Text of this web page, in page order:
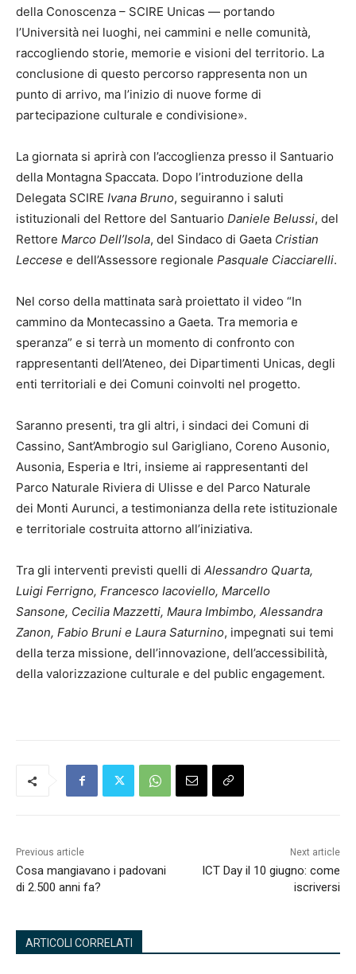
della Conoscenza – SCIRE Unicas — portando
l’Università nei luoghi, nei cammini e nelle comunità,
raccogliendo storie, memorie e visioni del territorio. La
conclusione di questo percorso rappresenta non un
punto di arrivo, ma l’inizio di nuove forme di
partecipazione culturale e condivisione».
La giornata si aprirà con l’accoglienza presso il Santuario
della Montagna Spaccata. Dopo l’introduzione della
Delegata SCIRE Ivana Bruno, seguiranno i saluti
istituzionali del Rettore del Santuario Daniele Belussi, del
Rettore Marco Dell’Isola, del Sindaco di Gaeta Cristian
Leccese e dell’Assessore regionale Pasquale Ciacciarelli.
Nel corso della mattinata sarà proiettato il video “In
cammino da Montecassino a Gaeta. Tra memoria e
speranza” e si terrà un momento di confronto con
rappresentanti dell’Ateneo, dei Dipartimenti Unicas, degli
enti territoriali e dei Comuni coinvolti nel progetto.
Saranno presenti, tra gli altri, i sindaci dei Comuni di
Cassino, Sant’Ambrogio sul Garigliano, Coreno Ausonio,
Ausonia, Esperia e Itri, insieme ai rappresentanti del
Parco Naturale Riviera di Ulisse e del Parco Naturale
dei Monti Aurunci, a testimonianza della rete istituzionale
e territoriale costruita attorno all’iniziativa.
Tra gli interventi previsti quelli di Alessandro Quarta,
Luigi Ferrigno, Francesco Iacoviello, Marcello
Sansone, Cecilia Mazzetti, Maura Imbimbo, Alessandra
Zanon, Fabio Bruni e Laura Saturnino, impegnati sui temi
della terza missione, dell’innovazione, dell’accessibilità,
della valorizzazione culturale e del public engagement.
Previous article
Cosa mangiavano i padovani
di 2.500 anni fa?
Next article
ICT Day il 10 giugno: come
iscriversi
ARTICOLI CORRELATI